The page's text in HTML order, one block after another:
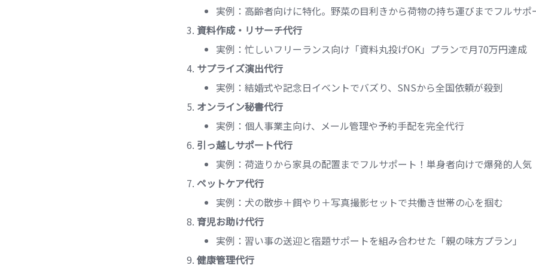
実例：高齢者向けに特化。野菜の目利きから荷物の持ち運びまでフルサポ
資料作成・リサーチ代行
実例：忙しいフリーランス向け「資料丸投げOK」プランで月70万円達成
サプライズ演出代行
実例：結婚式や記念日イベントでバズり、SNSから全国依頼が殺到
オンライン秘書代行
実例：個人事業主向け、メール管理や予約手配を完全代行
引っ越しサポート代行
実例：荷造りから家具の配置までフルサポート！単身者向けで爆発的人気
ペットケア代行
実例：犬の散歩＋餌やり＋写真撮影セットで共働き世帯の心を掴む
育児お助け代行
実例：習い事の送迎と宿題サポートを組み合わせた「親の味方プラン」
健康管理代行